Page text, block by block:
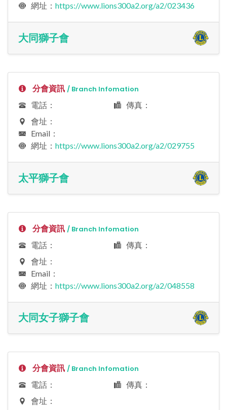
網址： https://www.lions300a2.org/a2/023436
大同獅子會
分會資訊 / Branch Infomation
電話：
傳真：
會址：
Email：
網址： https://www.lions300a2.org/a2/029755
太平獅子會
分會資訊 / Branch Infomation
電話：
傳真：
會址：
Email：
網址： https://www.lions300a2.org/a2/048558
大同女子獅子會
分會資訊 / Branch Infomation
電話：
傳真：
會址：